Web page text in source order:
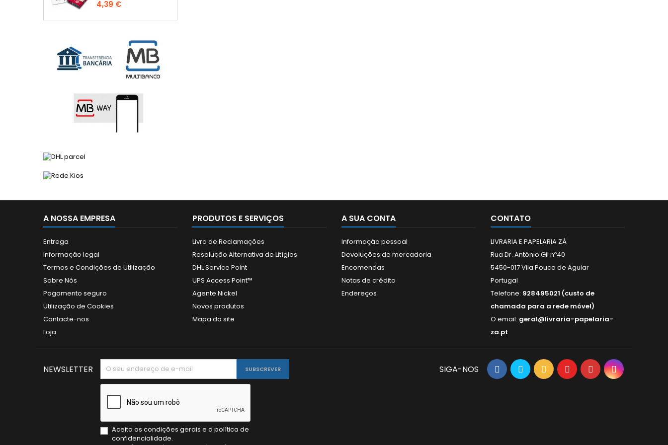
Preço
4,39 €
A NOSSA EMPRESA
Entrega
Informação legal
Termos e Condições de Utilização
Sobre Nós
Pagamento seguro
Utilização de Cookies
Contacte-nos
Loja
PRODUTOS E SERVIÇOS
Livro de Reclamações
Resolução Alternativa de Litígios
DHL Service Point
UPS Access Point™
Agente Nickel
Novos produtos
Mapa do site
A SUA CONTA
Informação pessoal
Devoluções de mercadoria
Encomendas
Notas de crédito
Endereços
CONTATO
LIVRARIA E PAPELARIA ZÁ
Rua Dr. António Gil nº40
5450-017 Vila Pouca de Aguiar
Portugal
Telefone: 928495021 (custo de
chamada para a rede móvel)
O email: geral@livraria-papelaria-
za.pt
NEWSLETTER
Aceito as condições gerais e a política de
confidencialidade.
SIGA-NOS